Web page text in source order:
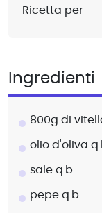
Ricetta per
Ingredienti
800g di
olio d'oliva
sale q.b.
pepe q.b.